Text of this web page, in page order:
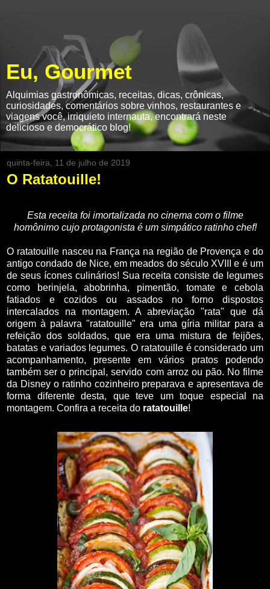
Eu, Gourmet
Alquimias gastronômicas, receitas, dicas, crônicas,
curiosidades, comentários sobre vinhos, restaurantes e
viagens você, irriquieto internauta, encontrará neste
delicioso e democrático blog!
quinta-feira, 11 de julho de 2019
O Ratatouille!
Esta receita foi imortalizada no cinema com o filme
homônimo cujo protagonista é um simpático ratinho chef!
O ratatouille nasceu na França na região de Provença e do
antigo condado de Nice, em meados do século XVIII e é um
de seus ícones culinários! Sua receita consiste de legumes
como berinjela, abobrinha, pimentão, tomate e cebola
fatiados e cozidos ou assados no forno dispostos
intercalados na montagem. A abreviação "rata" que dá
origem à palavra "ratatouille" era uma gíria militar para a
refeição dos soldados, que era uma mistura de feijões,
batatas e variados legumes. O ratatouille é considerado um
acompanhamento, presente em vários pratos podendo
também ser o principal, servido com arroz ou pão. No filme
da Disney o ratinho cozinheiro preparava e apresentava de
forma diferente desta, que teve um toque especial na
montagem. Confira a receita do ratatouille!